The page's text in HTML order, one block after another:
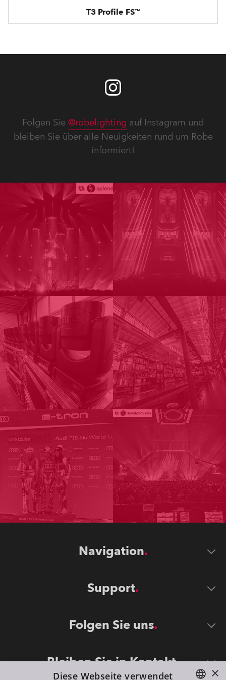
T3 Profile FS™
Folgen Sie @robelighting auf Instagram und
bleiben Sie über alle Neuigkeiten rund um Robe
informiert!
Navigation
Support
Folgen Sie uns
Bleiben Sie in Kontakt
×
Diese Webseite verwendet